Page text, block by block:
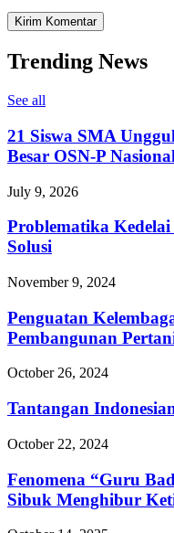
Trending News
See all
21 Siswa SMA
Besar OSN-P
July 9, 2026
Problematika
Solusi
November 9, 2024
Penguatan
Pembangunan
October 26, 2024
Tantangan
October 22, 2024
Fenomena “Guru
Sibuk Menghibur